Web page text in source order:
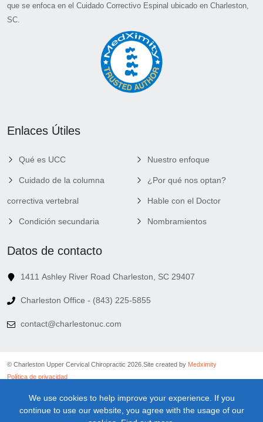
que se enfoca en el Cuidado Correctivo Espinal ubicado en Charleston,
SC.
Enlaces Útiles
Qué es UCC
Cuidado de la columna
correctiva vertebral
Condición secundaria
Nuestro enfoque
¿Por qué nos optan?
Hable con el Doctor
Nombramientos
Datos de contacto
1411 Ashley River Road Charleston, SC 29407
Charleston Office - (843) 225-5855
contact@charlestonuc.com
© Charleston Upper Cervical Chiropractic 2026. Site created by Medximity
Política de privacidad
Política de vinculación
Términos y condiciones
We use cookies to help improve your experience. If you
continue to use our website, you agree with the usage of our